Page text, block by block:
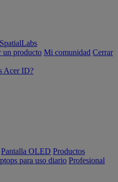
un producto Mi comunidad Cerrar
Acer ID?
Pantalla OLED Productos
para uso diario Profesional